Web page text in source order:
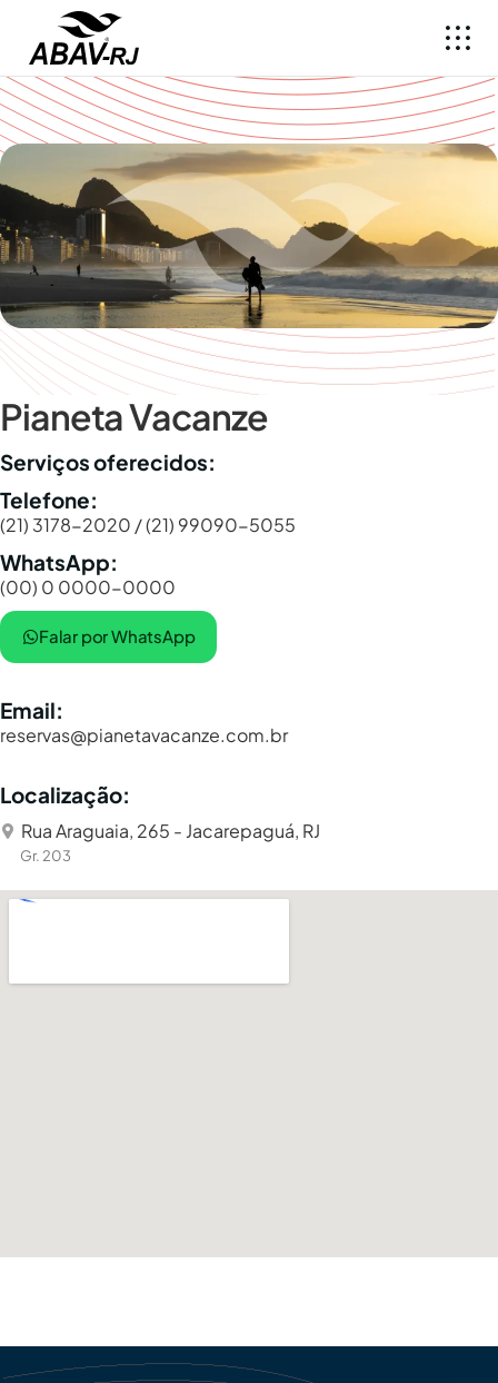
Pianeta Vacanze
Serviços oferecidos:
Telefone:
(21) 3178-2020 / (21) 99090-5055
WhatsApp:
(00) 0 0000-0000
Falar por WhatsApp
Email:
reservas@pianetavacanze.com.br
Localização:
Rua Araguaia, 265 - Jacarepaguá, RJ
Gr. 203